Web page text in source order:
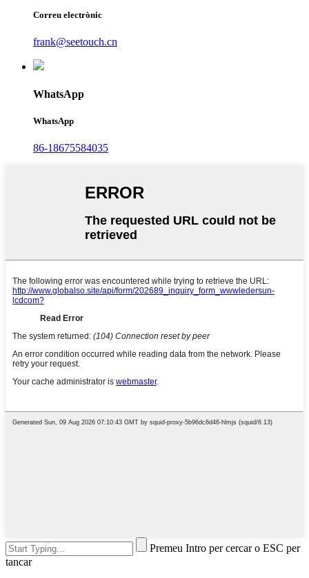
Correu electrònic
frank@seetouch.cn
WhatsApp
WhatsApp
86-18675584035
Premeu Intro per cercar o ESC per
tancar